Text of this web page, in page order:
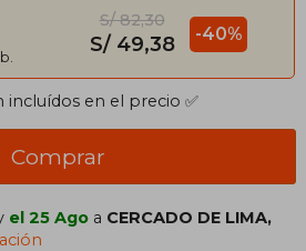
S/ 82,30
S/ 49,38 -40%
en el precio ✅
Comprar
el 25 Ago a CERCADO DE LIMA,